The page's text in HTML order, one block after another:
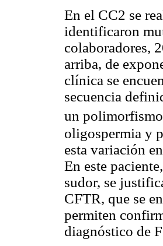
En el CC2 se
identificaron
colaboradores,
arriba, de
clínica se
secuencia
un
oligospermia y
esta variación
En este
sudor, se
CFTR, que se
permiten
diagnóstico de